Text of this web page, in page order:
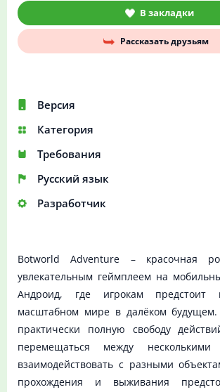
Версия
Категория
Требования
Русский язык
Разработчик
В закладки
Рассказать друзьям
Botworld Adventure – красочная
увлекательным геймплеем на
Андроид, где игрокам предстоит
масштабном мире в далёком будущем.
практически полную свободу
перемещаться между
взаимодействовать с разными
прохождения и выживания